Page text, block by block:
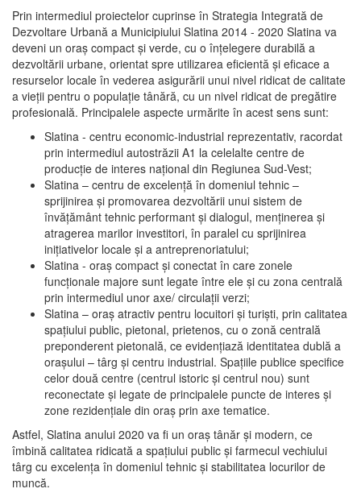
Prin intermediul proiectelor cuprinse în Strategia Integrată de
Dezvoltare Urbană a Municipiului Slatina 2014 - 2020 Slatina va
deveni un oraş compact şi verde, cu o înţelegere durabilă a
dezvoltării urbane, orientat spre utilizarea eficientă şi eficace a
resurselor locale în vederea asigurării unui nivel ridicat de calitate
a vieţii pentru o populaţie tânără, cu un nivel ridicat de pregătire
profesională. Principalele aspecte urmărite în acest sens sunt:
Slatina - centru economic-industrial reprezentativ, racordat
prin intermediul autostrăzii A1 la celelalte centre de
producţie de interes naţional din Regiunea Sud-Vest;
Slatina – centru de excelenţă în domeniul tehnic –
sprijinirea şi promovarea dezvoltării unui sistem de
învăţământ tehnic performant şi dialogul, menţinerea şi
atragerea marilor investitori, în paralel cu sprijinirea
iniţiativelor locale şi a antreprenoriatului;
Slatina - oraş compact şi conectat în care zonele
funcţionale majore sunt legate între ele şi cu zona centrală
prin intermediul unor axe/ circulații verzi;
Slatina – oraş atractiv pentru locuitori şi turişti, prin calitatea
spaţiului public, pietonal, prietenos, cu o zonă centrală
preponderent pietonală, ce evidenţiază identitatea dublă a
oraşului – târg şi centru industrial. Spaţiile publice specifice
celor două centre (centrul istoric şi centrul nou) sunt
reconectate şi legate de principalele puncte de interes şi
zone rezidenţiale din oraş prin axe tematice.
Astfel, Slatina anului 2020 va fi un oraş tânăr şi modern, ce
îmbină calitatea ridicată a spaţiului public şi farmecul vechiului
târg cu excelenţa în domeniul tehnic şi stabilitatea locurilor de
muncă.